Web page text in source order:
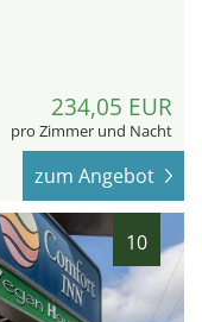
234,05 EUR
pro Zimmer und Nacht
zum Angebot
10